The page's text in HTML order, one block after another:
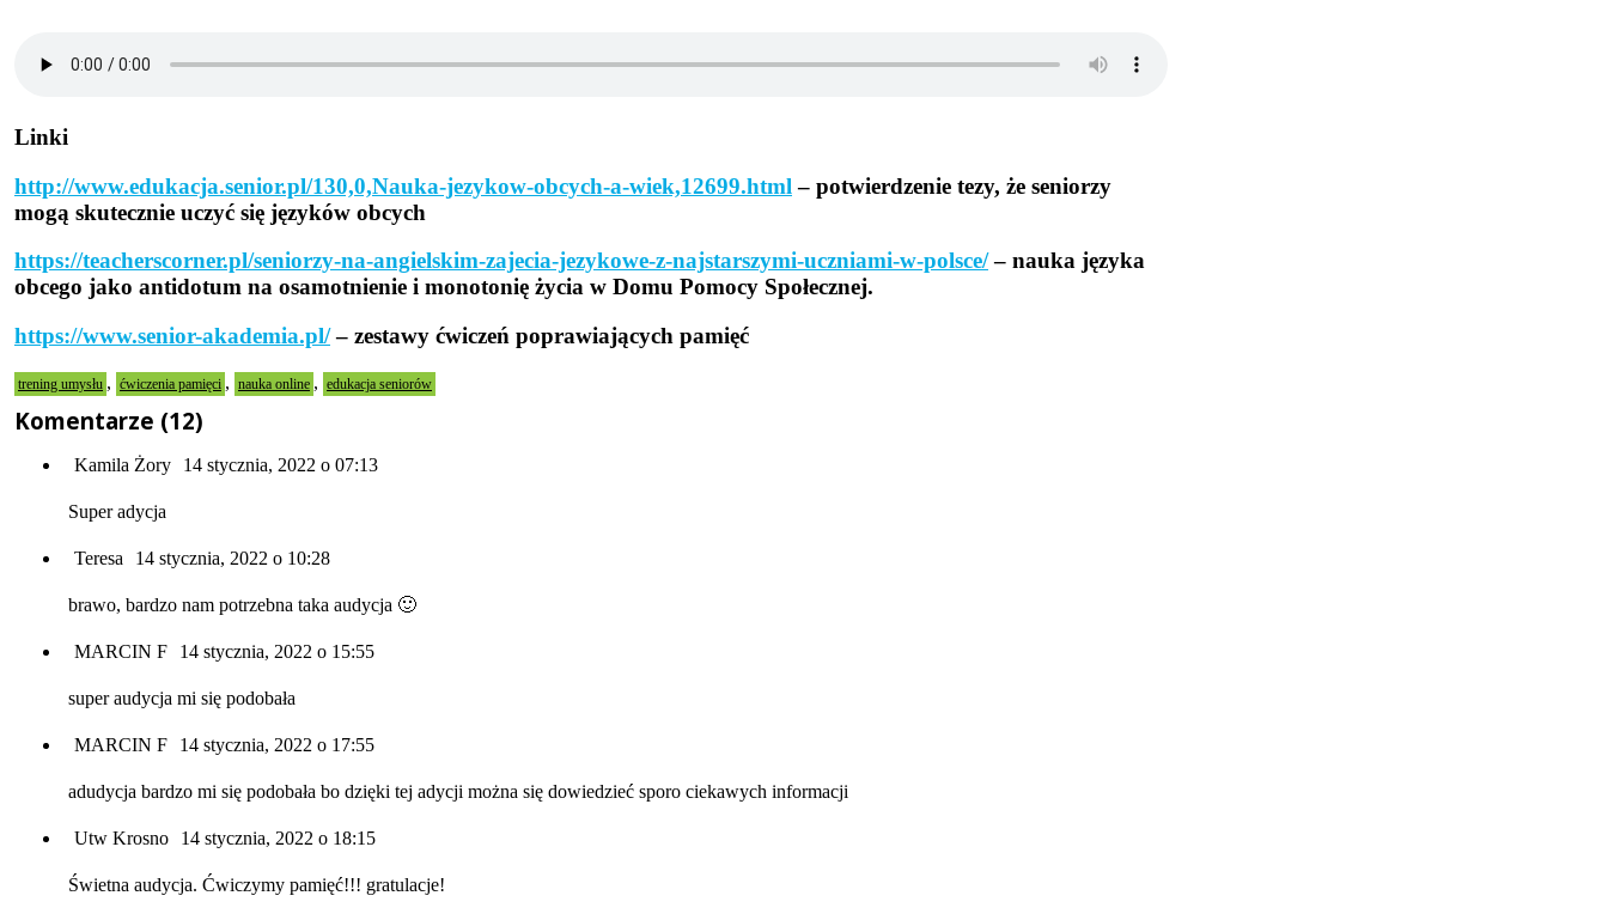
Linki
http://www.edukacja.senior.pl/130,0,Nauka-jezykow-obcych-a-wiek,12699.html – potwierdzenie tezy, że seniorzy
mogą skutecznie uczyć się języków obcych
https://teacherscorner.pl/seniorzy-na-angielskim-zajecia-jezykowe-z-najstarszymi-uczniami-w-polsce/– nauka języka
obcego jako antidotum na osamotnienie i monotonię życia w Domu Pomocy Społecznej.
https://www.senior-akademia.pl/– zestawy ćwiczeń poprawiających pamięć
trening umysłu , ćwiczenia pamięci , nauka online , edukacja seniorów
Komentarze (12)
Kamila Żory 14 stycznia, 2022 o 07:13
Super adycja
Teresa 14 stycznia, 2022 o 10:28
brawo, bardzo nam potrzebna taka audycja 🙂
MARCIN F 14 stycznia, 2022 o 15:55
super audycja mi się podobała
MARCIN F 14 stycznia, 2022 o 17:55
adudycja bardzo mi się podobała bo dzięki tej adycji można się dowiedzieć sporo ciekawych informacji
Utw Krosno 14 stycznia, 2022 o 18:15
Świetna audycja. Ćwiczymy pamięć!!! gratulacje!